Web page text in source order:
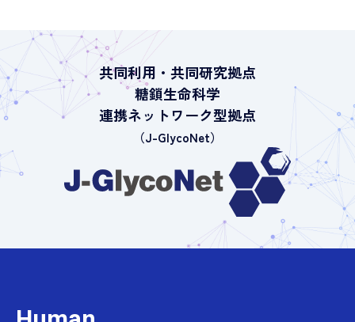
共同利用・共同研究拠点
糖鎖生命科学
連携ネットワーク型拠点
（J-GlycoNet）